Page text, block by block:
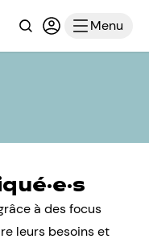
RechercheConnexion
Menu
à des focus
leurs besoins et